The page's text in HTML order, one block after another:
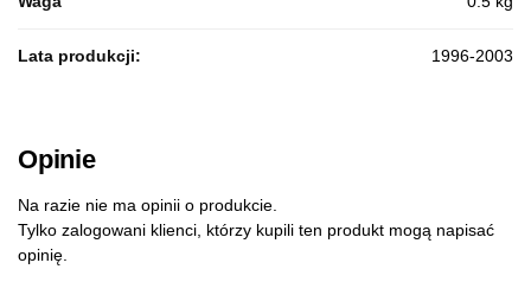
Lata produkcji: 1996-2003
Opinie
Na razie nie ma opinii o produkcie.
Tylko zalogowani klienci, którzy kupili ten produkt mogą napisać
opinię.